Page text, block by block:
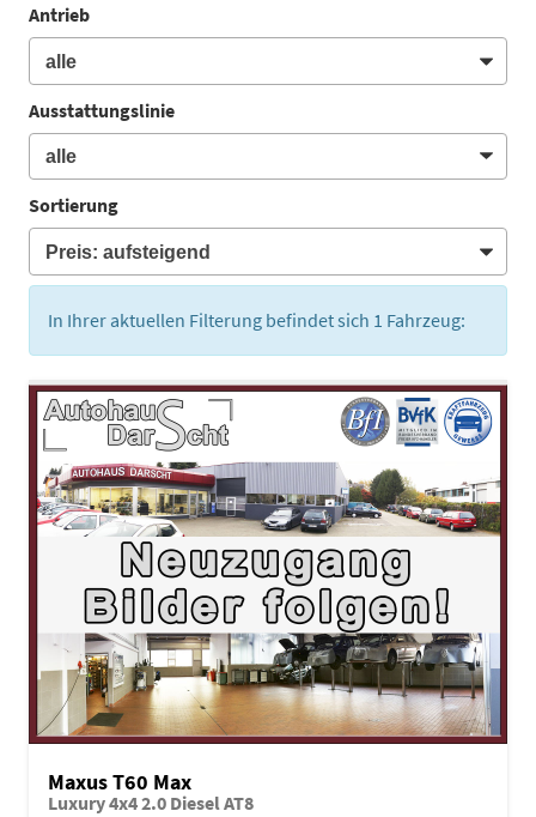
Antrieb
Ausstattungslinie
Sortierung
In Ihrer aktuellen Filterung befindet sich 1 Fahrzeug:
Maxus T60 Max
Luxury 4x4 2.0 Diesel AT8